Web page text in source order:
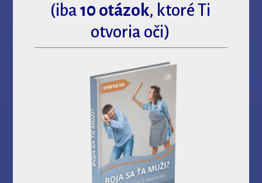
(iba10 otázok, ktoré Ti
otvoria oči)